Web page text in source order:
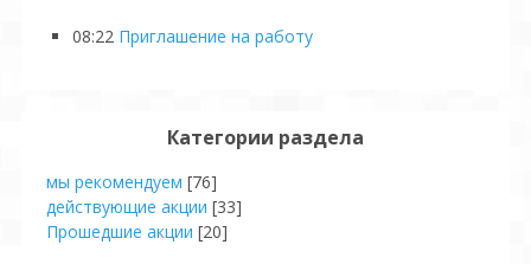
08:22 Приглашение на работу
Категории раздела
мы рекомендуем [76]
действующие акции [33]
Прошедшие акции [20]